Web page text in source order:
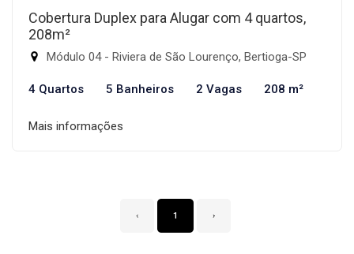
Cobertura Duplex para Alugar com 4 quartos,
208m²
Módulo 04 - Riviera de São Lourenço, Bertioga-SP
4 Quartos 5 Banheiros 2 Vagas 208 m²
Mais informações
‹ 1 ›